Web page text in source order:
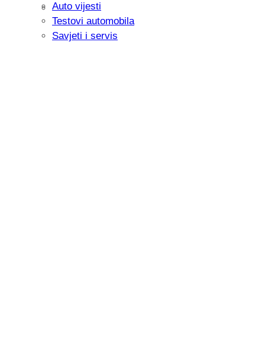
Savjetujemo: Što učiniti kada vaš
Auto vijesti
Testovi automobila
Savjeti i servis